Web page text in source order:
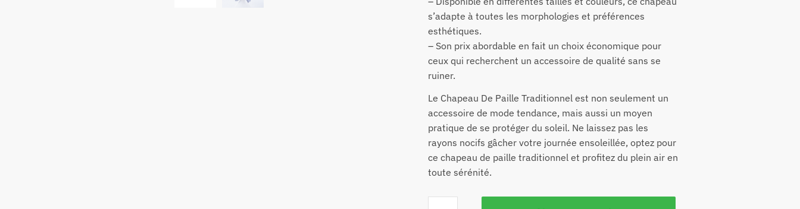
s’adapte à toutes les morphologies et préférences
esthétiques.
– Son prix abordable en fait un choix économique pour
ceux qui recherchent un accessoire de qualité sans se
ruiner.
Le Chapeau De Paille Traditionnel est non seulement un
accessoire de mode tendance, mais aussi un moyen
pratique de se protéger du soleil. Ne laissez pas les
rayons nocifs gâcher votre journée ensoleillée, optez pour
ce chapeau de paille traditionnel et profitez du plein air en
toute sérénité.